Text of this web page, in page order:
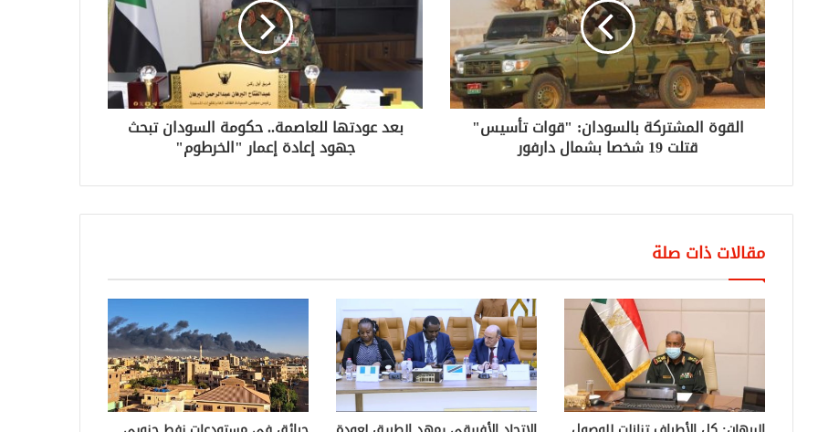
القوة المشتركة بالسودان: "قوات تأسيس"
قتلت 19 شخصا بشمال دارفور
بعد عودتها للعاصمة.. حكومة السودان تبحث
جهود إعادة إعمار "الخرطوم"
مقالات ذات صلة